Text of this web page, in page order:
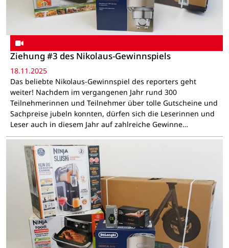
Ziehung #3 des Nikolaus-Gewinnspiels
18.11.2025
Das beliebte Nikolaus-Gewinnspiel des reporters geht
weiter! Nachdem im vergangenen Jahr rund 300
Teilnehmerinnen und Teilnehmer über tolle Gutscheine und
Sachpreise jubeln konnten, dürfen sich die Leserinnen und
Leser auch in diesem Jahr auf zahlreiche Gewinne…